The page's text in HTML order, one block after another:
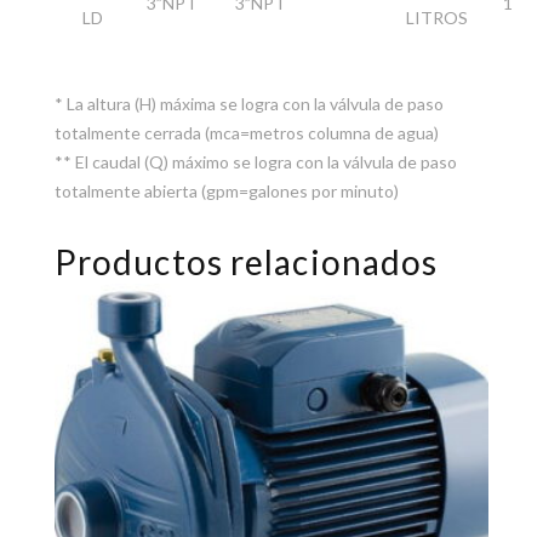
LD
LITROS
* La altura (H) máxima se logra con la válvula de paso
totalmente cerrada (mca=metros columna de agua)
** El caudal (Q) máximo se logra con la válvula de paso
totalmente abierta (gpm=galones por minuto)
Productos relacionados